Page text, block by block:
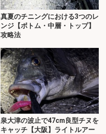
真夏のチニングにおける3つのレ
ンジ【ボトム・中層・トップ】
攻略法
泉大津の波止で47cm良型チヌを
キャッチ【大阪】ライトルアー